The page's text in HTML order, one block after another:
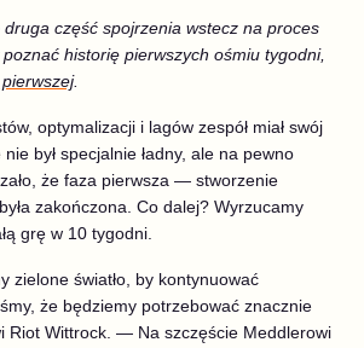
część spojrzenia wstecz na proces
historię pierwszych ośmiu tygodni,
.
optymalizacji i lagów zespół miał swój
był specjalnie ładny, ale na pewno
że faza pierwsza — stworzenie
zakończona. Co dalej? Wyrzucamy
grę w 10 tygodni.
zielone światło, by kontynuować
że będziemy potrzebować znacznie
Riot Wittrock. — Na szczęście Meddlerowi